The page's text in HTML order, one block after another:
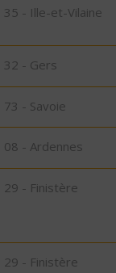
35 - Ille-et-Vilaine
32 - Gers
73 - Savoie
08 - Ardennes
29 - Finistère
29 - Finistère